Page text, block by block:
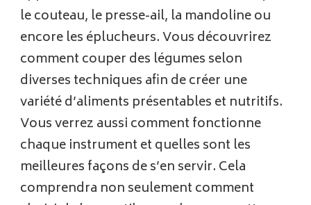
le couteau, le presse-ail, la mandoline ou
encore les éplucheurs. Vous découvrirez
comment couper des légumes selon
diverses techniques afin de créer une
variété d’aliments présentables et nutritifs.
Vous verrez aussi comment fonctionne
chaque instrument et quelles sont les
meilleures façons de s’en servir. Cela
comprendra non seulement comment